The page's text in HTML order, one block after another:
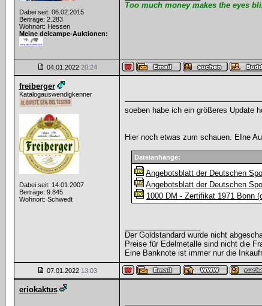
Dabei seit: 06.02.2015
Beiträge: 2.283
Wohnort: Hessen
Meine delcampe-Auktionen:
Too much money makes the eyes
04.01.2022 20:24
freiberger
Katalogauswendigkenner
Dabei seit: 14.01.2007
Beiträge: 9.845
Wohnort: Schwedt
soeben habe ich ein größeres Update
Hier noch etwas zum schauen. EIne
Dateianhänge:
Angebotsblatt der Deutschen
Angebotsblatt der Deutschen
1000 DM - Zertifikat 1971 Bonn
Der Goldstandard wurde nicht
Preise für Edelmetalle sind nicht die
Eine Banknote ist immer nur die
07.01.2022 13:03
eriokaktus